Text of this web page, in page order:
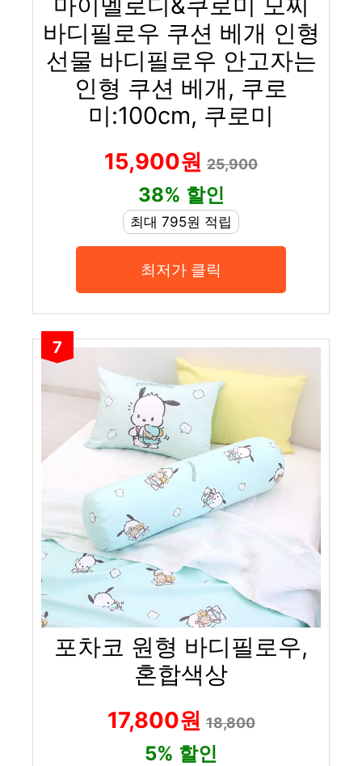
바디필로우 쿠션 베개 인형
선물 바디필로우 안고자는
인형 쿠션 베개, 쿠로
미:100cm, 쿠로미
15,900원 25,900
38% 할인
최대 795원 적립
최저가 클릭
7
포차코 원형 바디필로우,
혼합색상
17,800원18,800
5% 할인